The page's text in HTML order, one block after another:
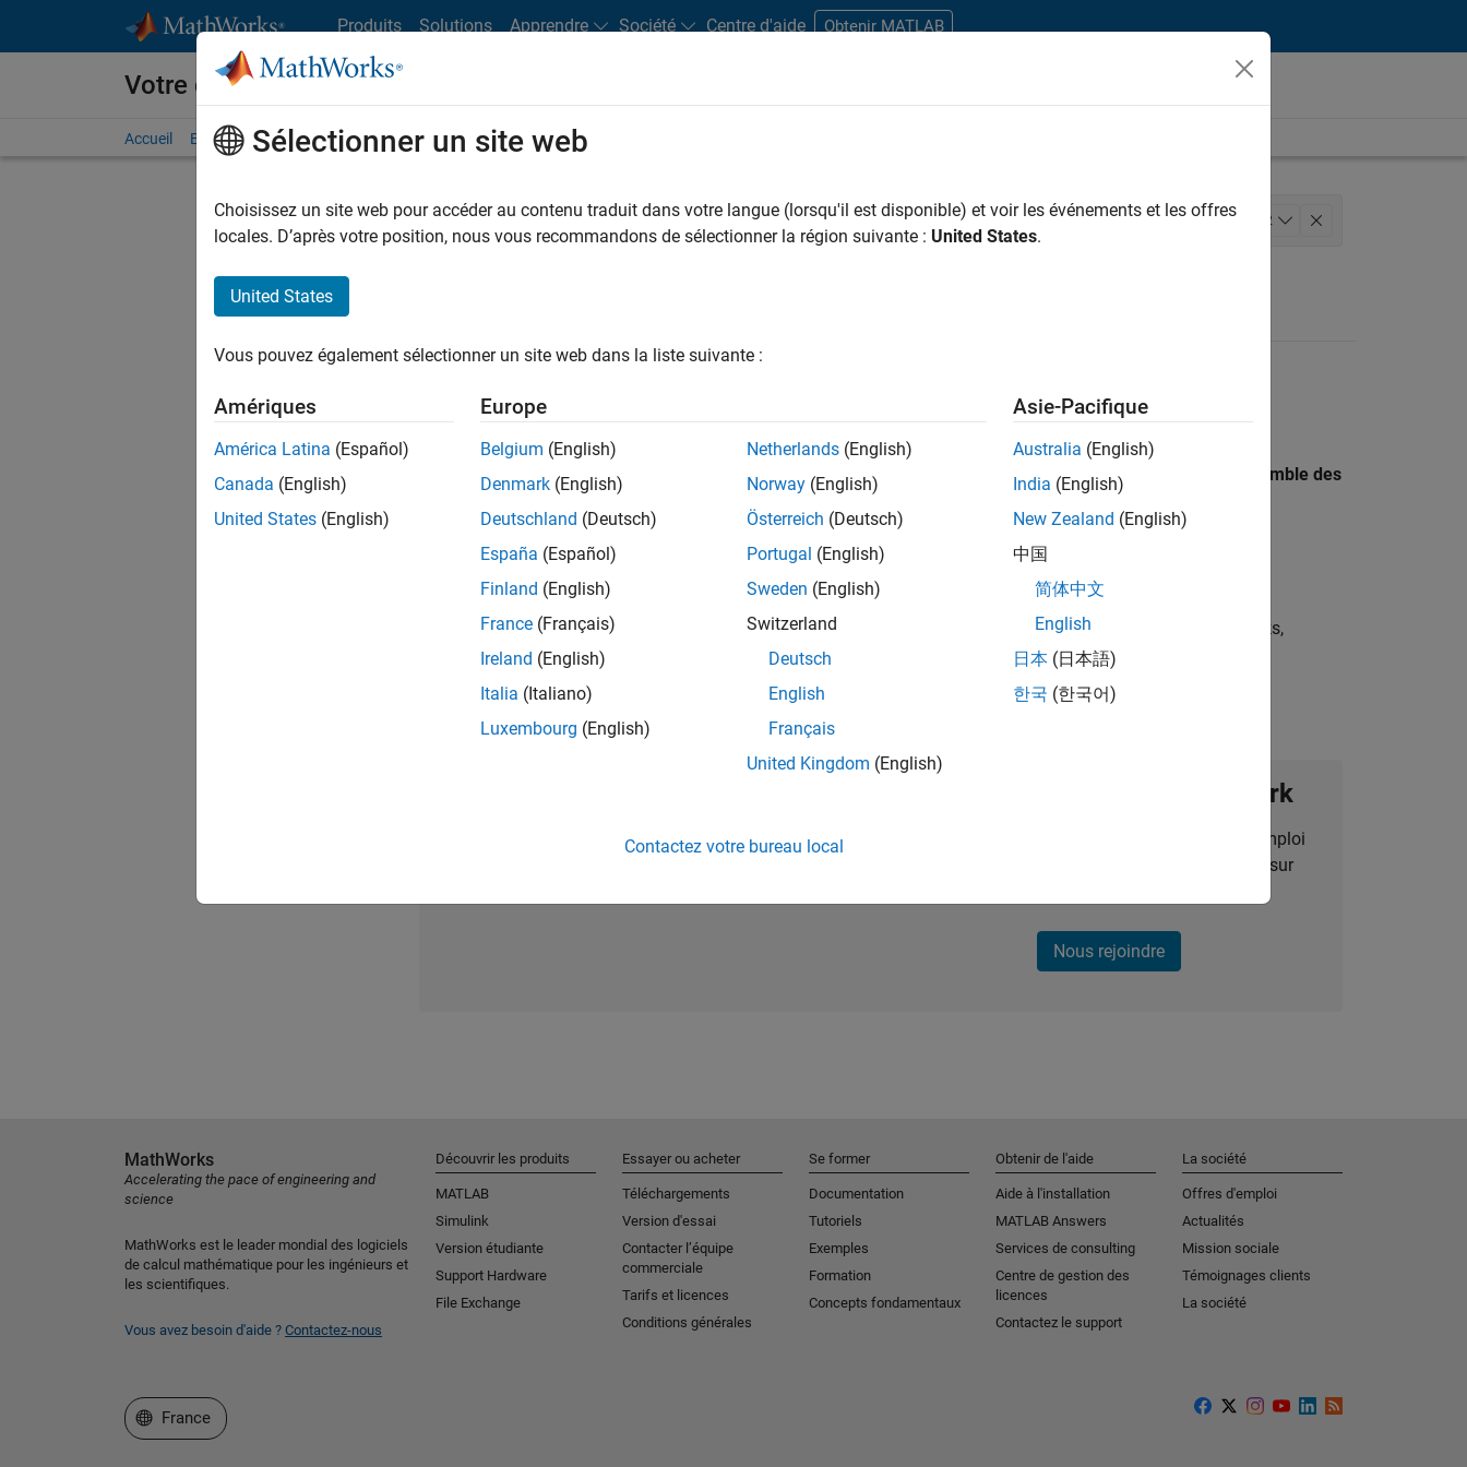
Produits Solutions Apprendre Société Centre d'aide Obtenir MATLAB
Votre carrière chez MathWorks
Accueil Explorer nos opportunités Adresses de nos bureaux Étudiants et carrières
FILTRER PAR Applications et outils commerciaux Infrastructure et architecture Développement de produits 2
Les descriptions de poste n’ont pas toutes été traduites. Effectuez une recherche par lieu pour trouver l’ensemble des
opportunités de votre région.
Senior Software Quality Engineer
Senior Software Quality Engineer
FR-Meudon| Ingénierie de la qualité | Expérimenté(e)
Leverage your C/C++ development skills to design and develop test strategies, scalable test frameworks,
automated test suites, Hands-on testing for Polyspace.
Rejoignez notre Talent Network
Recevez des alertes pour des opportunités d'emploi
personnalisées, des articles et des actualités sur
Nous rejoindre
Sélectionner un site web
Choisissez un site web pour accéder au contenu traduit dans votre langue (lorsqu'il est disponible) et voir les événements et les offres
locales. D’après votre position, nous vous recommandons de sélectionner la région suivante : United States.
United States
Vous pouvez également sélectionner un site web dans la liste suivante :
Amériques
América Latina (Español)
Canada (English)
United States (English)
Europe
Belgium (English)
Denmark (English)
Deutschland (Deutsch)
España (Español)
Finland (English)
France (Français)
Ireland (English)
Italia (Italiano)
Luxembourg (English)
Netherlands (English)
Norway (English)
Österreich (Deutsch)
Portugal (English)
Sweden (English)
Switzerland
Deutsch
English
Français
United Kingdom (English)
Asie-Pacifique
Australia (English)
India (English)
New Zealand (English)
中国
简体中文
English
日本 (日本語)
한국 (한국어)
Contactez votre bureau local
MathWorks
Accelerating the pace of engineering and
science
MathWorks est le leader mondial des logiciels
de calcul mathématique pour les ingénieurs et
les scientifiques.
Vous avez besoin d'aide ? Contactez-nous
Découvrir les produits
MATLAB
Simulink
Version étudiante
Support Hardware
File Exchange
Essayer ou acheter
Téléchargements
Version d'essai
Contacter l’équipe
commerciale
Tarifs et licences
Conditions générales
Se former
Documentation
Tutoriels
Exemples
Formation
Concepts fondamentaux
Obtenir de l'aide
Aide à l'installation
MATLAB Answers
Services de consulting
Centre de gestion des
licences
Contactez le support
La société
Offres d'emploi
Actualités
Mission sociale
Témoignages clients
La société
Sélectionner un site web
France